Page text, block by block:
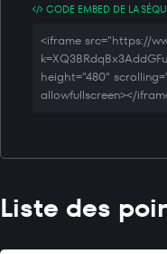
CODE EMBED DE LA
<iframe src="https://
height="480"
allowfullscreen></
Liste des